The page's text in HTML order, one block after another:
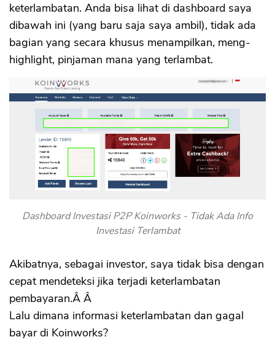
keterlambatan. Anda bisa lihat di dashboard saya
dibawah ini (yang baru saja saya ambil), tidak ada
bagian yang secara khusus menampilkan, meng-
highlight, pinjaman mana yang terlambat.
Dashboard Investasi P2P Koinworks - Tidak Ada Info
Investasi Terlambat
Akibatnya, sebagai investor, saya tidak bisa dengan
cepat mendeteksi jika terjadi keterlambatan
pembayaran.Â Â
Lalu dimana informasi keterlambatan dan gagal
bayar di Koinworks?
CANCEL